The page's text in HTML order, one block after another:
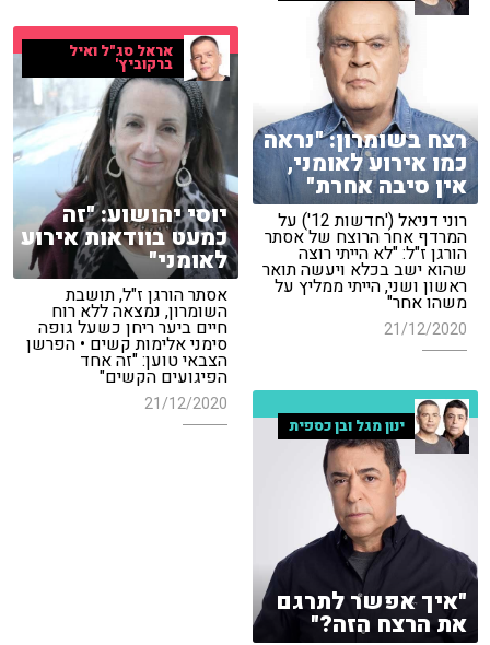
רצח בשומרון: "נראה
כמו אירוע לאומני,
אין סיבה אחרת"
רוני דניאל ('חדשות 12') על
המרדף אחר הרוצח של אסתר
הורגן ז"ל: "לא הייתי רוצה
שהוא ישב בכלא ויעשה תואר
ראשון ושני, הייתי ממליץ על
משהו אחר"
21/12/2020
אראל סג"ל ואיל
ברקוביץ'
יוסי יהושוע: "זה
כמעט בוודאות אירוע
לאומני"
אסתר הורגן ז"ל, תושבת
השומרון, נמצאה ללא רוח
חיים ביער ריחן כשעל גופה
סימני אלימות קשים • הפרשן
הצבאי טוען: "זה אחד
הפיגועים הקשים"
21/12/2020
ינון מגל ובן כספית
"איך אפשר לתרגם
את הרצח הזה?"